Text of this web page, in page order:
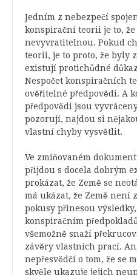
Jedním z nebezpečí
konspirační teorii je to,
nevyvratitelnou. Pokud
teorii, je to proto, že byly
existují protichůdné
Nespočet konspiračních
ověřitelné předpovědi. A
předpovědi jsou
pozorují, najdou si
vlastní chyby vysvětlit.
Ve zmiňovaném
přijdou s docela dobrým
prokázat, že Země se
má ukázat, že Země není
pokusy přinesou
konspiračním
všemožně snaží
závěry vlastních prací.
nepřesvědčí o tom, že se
skvěle ukazuje jejich